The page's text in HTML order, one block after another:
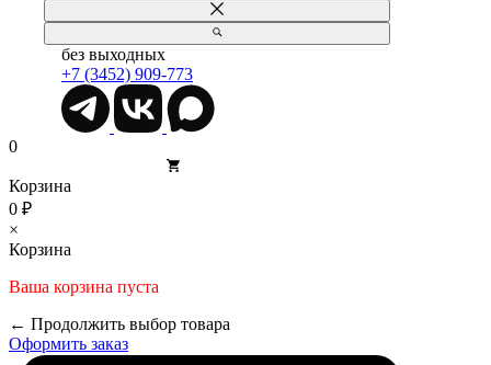
без выходных
+7 (3452) 909-773
0
Корзина
0 ₽
×
Корзина
Ваша корзина пуста
← Продолжить выбор товара
Оформить заказ